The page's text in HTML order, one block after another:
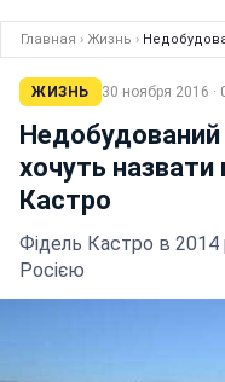
Главная › Жизнь ›
ЖИЗНЬ 30 ноября 2016 ·
Недобудований
хочуть
Кастро
Фідель Кастро в 2014
Росією